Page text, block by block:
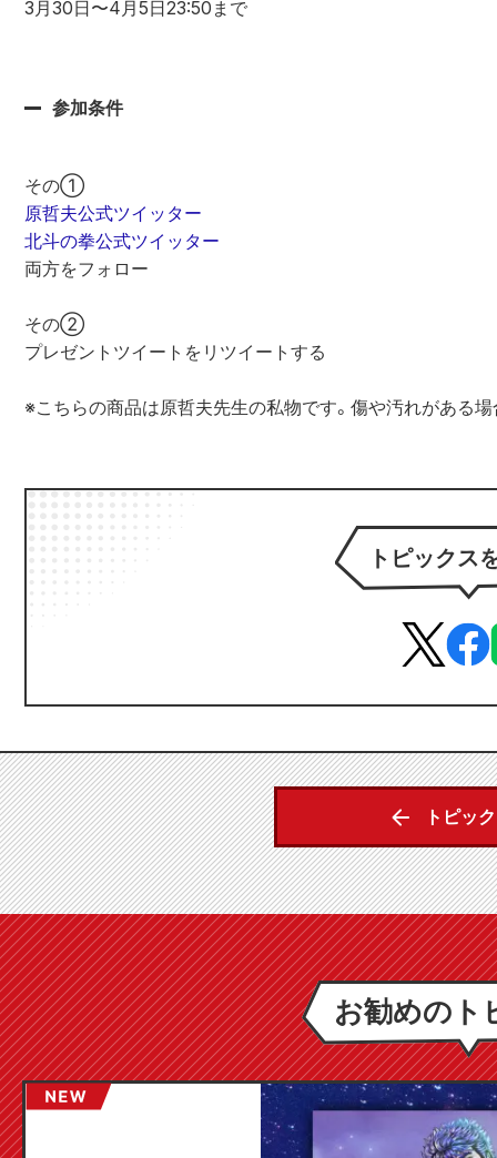
3月30日〜4月5日23:50まで
参加条件
原哲夫公式ツイッター
北斗の拳公式ツイッター
両方をフォロー
その②
プレゼントツイートをリツイートする
※こちらの商品は原哲夫先生の私物です。傷や汚れがある場
トピックス
トピッ
お勧めのト